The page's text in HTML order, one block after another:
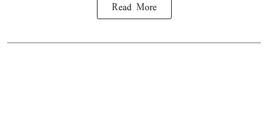
Read More